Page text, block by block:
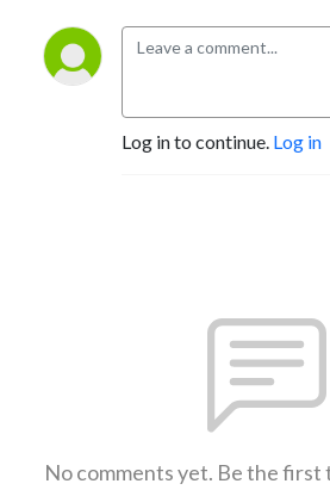
Log in to continue. Log in
No comments yet. Be the first